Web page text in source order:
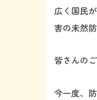
広く国民
害の未然
皆さんの
今一度、